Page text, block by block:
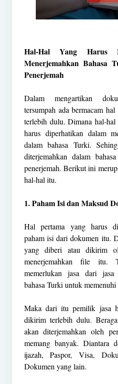
Hal-Hal Yang Harus
Menerjemahkan Bahasa
Penerjemah
Dalam mengartikan
tersumpah ada bermacam
terlebih dulu. Dimana hal-
harus diperhatikan dalam
dalam bahasa Turki.
diterjemahkan dalam
penerjemah. Berikut ini
hal-hal itu.
1. Paham Isi dan Maksud
Hal pertama yang harus
paham isi dari dokumen itu.
yang diberi atau dikirim
menerjemahkan file
memerlukan jasa dari jasa
bahasa Turki untuk
Maka dari itu pemilik jasa
dikirim terlebih dulu.
akan diterjemahkan oleh
memang banyak. Diantara
ijazah, Paspor, Visa,
Dokumen yang lain.